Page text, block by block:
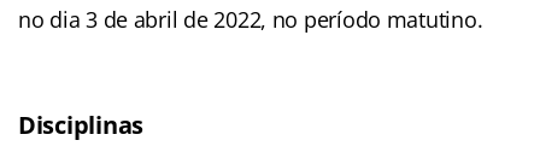
no dia 3 de abril de 2022, no período matutino.
Disciplinas